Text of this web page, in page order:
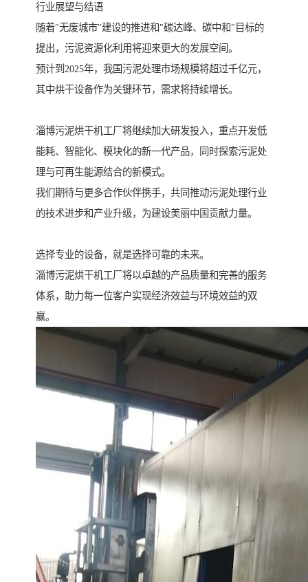
行业展望与结语
随着"无废城市"建设的推进和"碳达峰、碳中和"目标的
提出，污泥资源化利用将迎来更大的发展空间。
预计到2025年，我国污泥处理市场规模将超过千亿元，
其中烘干设备作为关键环节，需求将持续增长。
淄博污泥烘干机工厂将继续加大研发投入，重点开发低
能耗、智能化、模块化的新一代产品，同时探索污泥处
理与可再生能源结合的新模式。
我们期待与更多合作伙伴携手，共同推动污泥处理行业
的技术进步和产业升级，为建设美丽中国贡献力量。
选择专业的设备，就是选择可靠的未来。
淄博污泥烘干机工厂将以卓越的产品质量和完善的服务
体系，助力每一位客户实现经济效益与环境效益的双
赢。